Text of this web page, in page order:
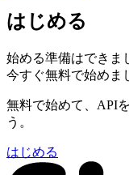
はじめる
始める準備はできま
今すぐ無料で始めま
無料で始めて、API
う。
はじめる